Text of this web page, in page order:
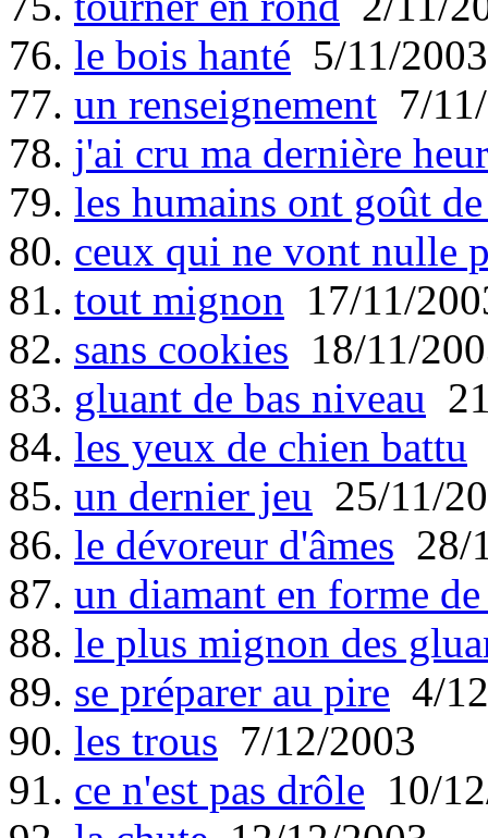
76. le bois hanté 5/11/2003
77. un renseignement 7/
78. j'ai cru ma dernière
79. les humains ont goût
80. ceux qui ne vont nulle
81. tout mignon 17/11/
82. sans cookies 18/11/
83. gluant de bas niveau
84. les yeux de chien battu
85. un dernier jeu 25/11/
86. le dévoreur d'âmes 28/
87. un diamant en forme
88. le plus mignon des
89. se préparer au pire 4/
90. les trous 7/12/2003
91. ce n'est pas drôle 10/